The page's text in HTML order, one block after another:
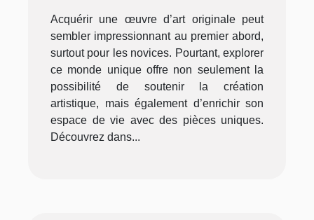
Acquérir une œuvre d’art originale peut
sembler impressionnant au premier abord,
surtout pour les novices. Pourtant, explorer
ce monde unique offre non seulement la
possibilité de soutenir la création
artistique, mais également d’enrichir son
espace de vie avec des pièces uniques.
Découvrez dans...